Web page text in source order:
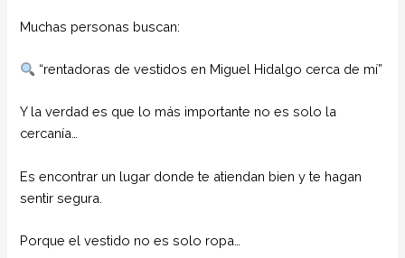
Muchas personas buscan:
“rentadoras de vestidos en Miguel Hidalgo cerca de mí”
Y la verdad es que lo más importante no es solo la
cercanía…
Es encontrar un lugar donde te atiendan bien y te hagan
sentir segura.
Porque el vestido no es solo ropa…